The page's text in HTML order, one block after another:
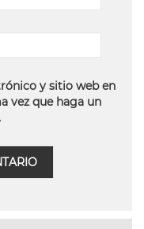
y sitio web en
vez que haga un